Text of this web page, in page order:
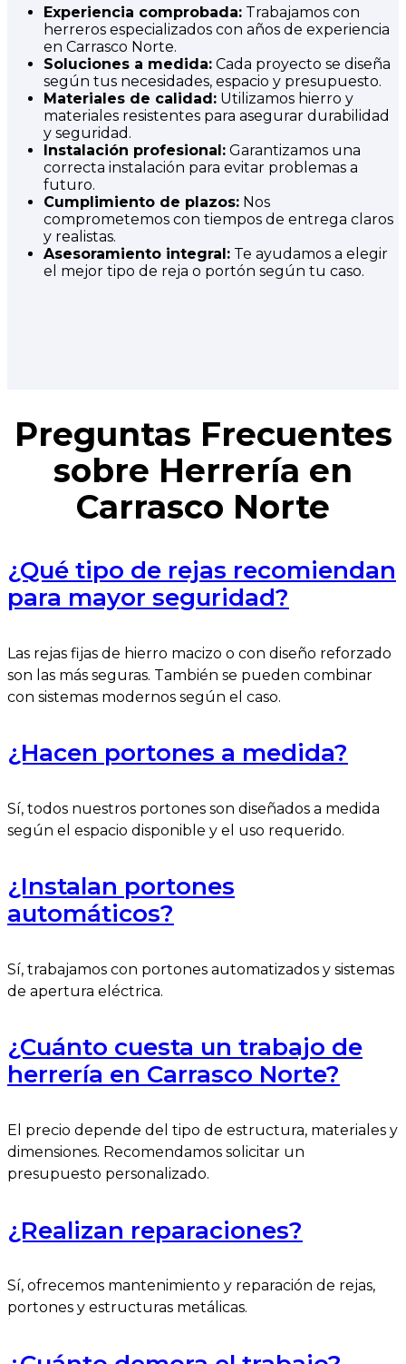
Experiencia comprobada: Trabajamos con
herreros especializados con años de experiencia
en Carrasco Norte.
Soluciones a medida: Cada proyecto se diseña
según tus necesidades, espacio y presupuesto.
Materiales de calidad: Utilizamos hierro y
materiales resistentes para asegurar durabilidad
y seguridad.
Instalación profesional: Garantizamos una
correcta instalación para evitar problemas a
futuro.
Cumplimiento de plazos: Nos
comprometemos con tiempos de entrega claros
y realistas.
Asesoramiento integral: Te ayudamos a elegir
el mejor tipo de reja o portón según tu caso.
Preguntas Frecuentes
sobre Herrería en
Carrasco Norte
¿Qué tipo de rejas recomiendan
para mayor seguridad?
Las rejas fijas de hierro macizo o con diseño reforzado
son las más seguras. También se pueden combinar
con sistemas modernos según el caso.
¿Hacen portones a medida?
Sí, todos nuestros portones son diseñados a medida
según el espacio disponible y el uso requerido.
¿Instalan portones
automáticos?
Sí, trabajamos con portones automatizados y sistemas
de apertura eléctrica.
¿Cuánto cuesta un trabajo de
herrería en Carrasco Norte?
El precio depende del tipo de estructura, materiales y
dimensiones. Recomendamos solicitar un
presupuesto personalizado.
¿Realizan reparaciones?
Sí, ofrecemos mantenimiento y reparación de rejas,
portones y estructuras metálicas.